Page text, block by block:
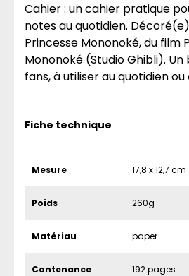
Cahier : un cahier pratique
notes au quotidien.
Princesse Mononoké, du film
Mononoké (Studio Ghibli).
fans, à utiliser au quotidien ou
Fiche technique
Mesure 17,8 x 12,7 cm
Poids 260g
Matériau paper
Contenance 192 pages